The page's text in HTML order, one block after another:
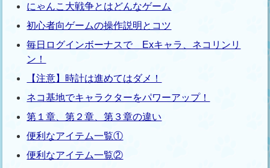
にゃんこ大戦争とはどんなゲーム
初心者向ゲームの操作説明とコツ
毎日ログインボーナスで Exキャラ、ネコリンリ
ン！
【注意】時計は進めてはダメ！
ネコ基地でキャラクターをパワーアップ！
第１章、第２章、第３章の違い
便利なアイテム一覧①
便利なアイテム一覧②